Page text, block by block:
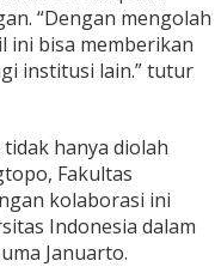
“Dengan mengolah
ini bisa memberikan
institusi lain.” tutur
hanya diolah
Fakultas
kolaborasi ini
Indonesia dalam
Januarto.